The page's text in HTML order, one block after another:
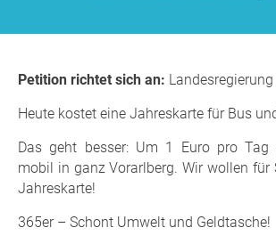
Petition richtet sich an: Landesregierung
Heute kostet eine Jahreskarte für Bus
Das geht besser: Um 1 Euro pro
mobil in ganz Vorarlberg. Wir wollen für
Jahreskarte!
365er – Schont Umwelt und Geldtasche!